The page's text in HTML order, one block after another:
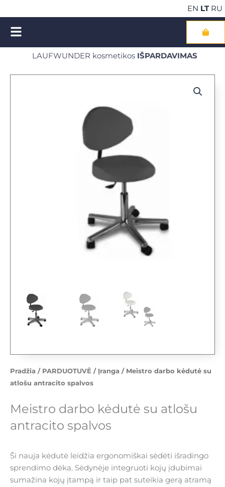
prie
turinio
EN LT RU
Cart
NEMOKAMAS pristatymas perkant kosmetiką už €100
LAUFWUNDER kosmetikosIŠPARDAVIMAS
Pradžia / PARDUOTUVĖ / Įranga / Meistro darbo kėdutė su
atlošu antracito spalvos
Meistro darbo kėdutė su atlošu
antracito spalvos
Ši nauja kėdutė leidžia ergonomiškai sėdėti išradingo
sprendimo dėka. Sėdynėje integruoti kojų įdubimai
sumažina kojų įtampą ir taip pat suteikia gerą atramą